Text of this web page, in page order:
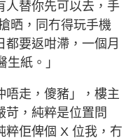
人替你先可以去，手
晒，同冇得玩手機
要返咁滯，一個月
紙。」
唔走，傻豬」，樓主
苛，純粹是位置問
粹佢俾個 X 位我，冇